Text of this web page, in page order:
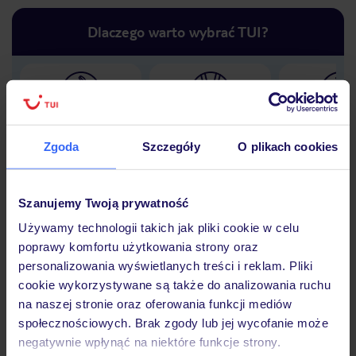
Zgoda Szczegóły O plikach cookies
Szanujemy Twoją prywatność
Używamy technologii takich jak pliki cookie w celu
poprawy komfortu użytkowania strony oraz
personalizowania wyświetlanych treści i reklam. Pliki
cookie wykorzystywane są także do analizowania ruchu
na naszej stronie oraz oferowania funkcji mediów
społecznościowych. Brak zgody lub jej wycofanie może
negatywnie wpłynąć na niektóre funkcje strony.
Dlaczego warto wybrać TUI?
podróży w Polsce
Hotel
Opinie